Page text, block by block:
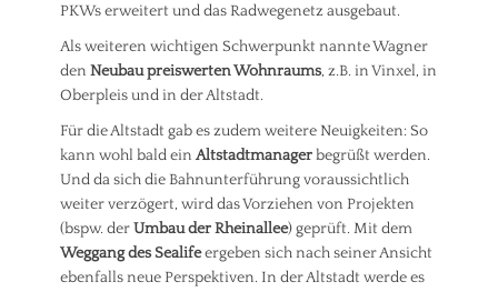
PKWs erweitert und das Radwegenetz ausgebaut.
Als weiteren wichtigen Schwerpunkt nannte Wagner
den Neubau preiswerten Wohnraums, z.B. in Vinxel, in
Oberpleis und in der Altstadt.
Für die Altstadt gab es zudem weitere Neuigkeiten: So
kann wohl bald einAltstadtmanagerbegrüßt werden.
Und da sich die Bahnunterführung voraussichtlich
weiter verzögert, wird das Vorziehen von Projekten
(bspw. derUmbau der Rheinallee) geprüft. Mit dem
Weggang des Sealifeergeben sich nach seiner Ansicht
ebenfalls neue Perspektiven. In der Altstadt werde es